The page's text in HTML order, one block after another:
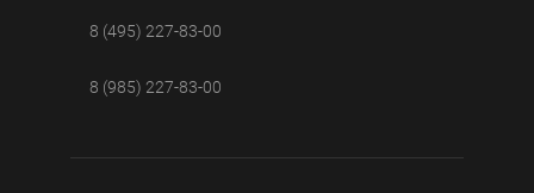
8 (495) 227-83-00
8 (985) 227-83-00